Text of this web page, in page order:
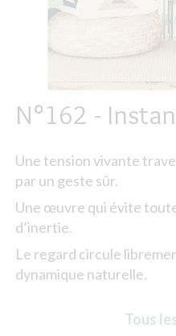
N°162 -
Une tension vivante
par un geste sûr.
Une œuvre qui évite
d’inertie.
Le regard circule
dynamique naturelle.
Tous